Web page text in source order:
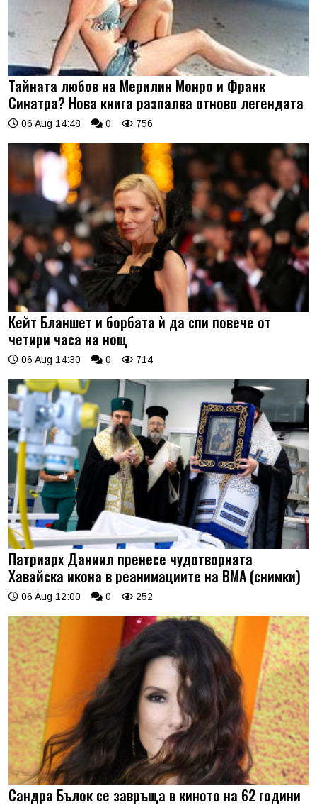
Тайната любов на Мерилин Монро и Франк
Синатра? Нова книга разпалва отново легендата
06 Aug 14:48 0 756
Кейт Бланшет и борбата ѝ да спи повече от
четири часа на нощ
06 Aug 14:30 0 714
Патриарх Даниил пренесе чудотворната
Хавайска икона в реанимациите на ВМА (снимки)
06 Aug 12:00 0 252
Сандра Бълок се завръща в киното на 62 години